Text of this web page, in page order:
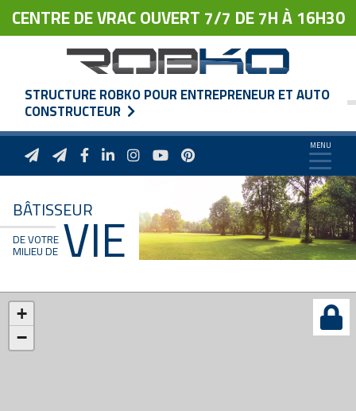
CENTRE DE VRAC OUVERT 7/7 DE 7H À 16H30
STRUCTURE ROBKO POUR ENTREPRENEUR ET AUTO
CONSTRUCTEUR
BÂTISSEUR
DE VOTRE
MILIEU DE VIE
+
−